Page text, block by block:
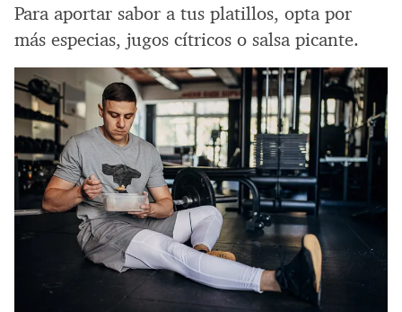
Para aportar sabor a tus platillos, opta por
más especias, jugos cítricos o salsa picante.